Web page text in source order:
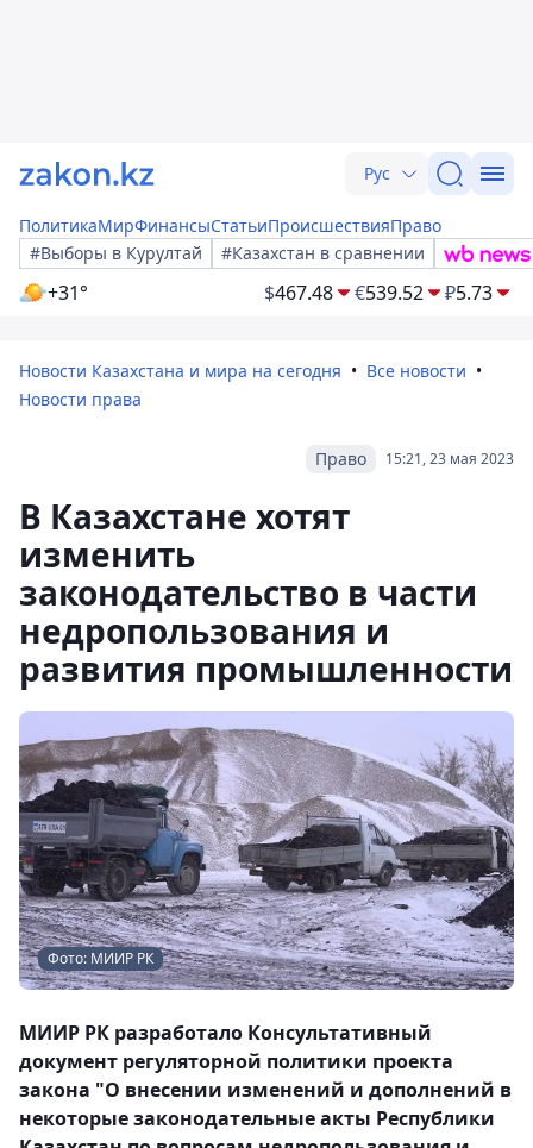
Рус
ПолитикаМирФинансыСтатьиПроисшествияПраво
#Выборы в Курултай
#Казахстан в сравнении
+31° $467.48 €539.52 ₽5.73
Новости Казахстана и мира на сегодня
Все новости
Новости права
15:21, 23 мая 2023
Право
В Казахстане хотят
изменить
законодательство в части
недропользования и
развития промышленности
Фото: МИИР РК
МИИР РК разработало Консультативный
документ регуляторной политики проекта
закона "О внесении изменений и дополнений в
некоторые законодательные акты Республики